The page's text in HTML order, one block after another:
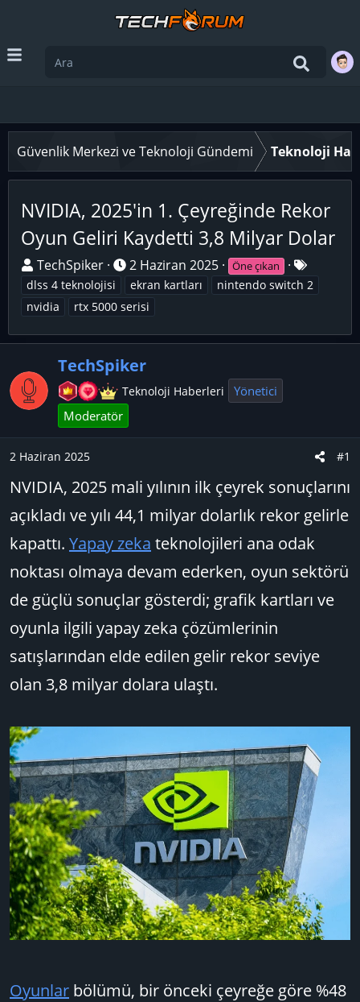
Güvenlik Merkezi ve Teknoloji Gündemi Teknoloji
NVIDIA, 2025'in 1. Çeyreğinde Rekor
Oyun Geliri Kaydetti 3,8 Milyar Dolar
K
o
n
y
B
a
l
a
a
n
TechSpiker
B
a
ş
a
n
ı
t
i
h
2 Haziran 2025 Öne çıkan
E
t
e
dlss 4 teknolojisi ekran kartları
nintendo switch 2
nvidia
rtx 5000 serisi
TechSpiker
Teknoloji Haberleri
Yönetici
Moderatör
2 Haziran 2025 #1
NVIDIA, 2025 mali yılının ilk çeyrek sonuçlarını
açıkladı ve yılı 44,1 milyar dolarlık rekor gelirle
kapattı. Yapay zeka teknolojileri ana odak
noktası olmaya devam ederken, oyun sektörü
de güçlü sonuçlar gösterdi; grafik kartları ve
oyunla ilgili yapay zeka çözümlerinin
satışlarından elde edilen gelir rekor seviye
olan 3,8 milyar dolara ulaştı.
Oyunlar bölümü, bir önceki çeyreğe göre %48